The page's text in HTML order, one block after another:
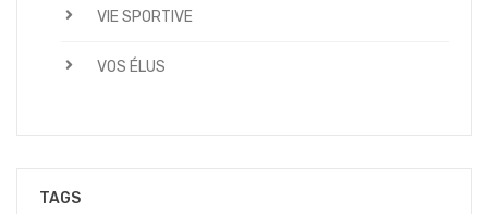
VIE SPORTIVE
VOS ÉLUS
TAGS